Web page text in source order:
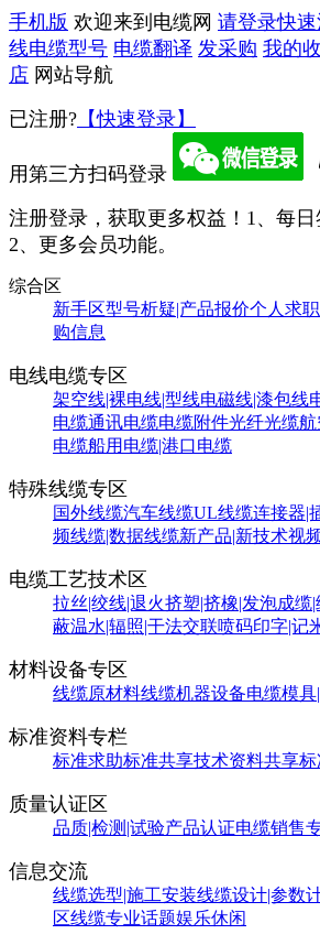
手机版 欢迎来到电缆网 请登录快
线电缆型号 电缆翻译 发采购 我的
店 网站导航
已注册? 【快速登录】
用第三方扫码登录
注册登录，获取更多权益！ 1、每日
2、更多会员功能。
综合区
新手区型号析疑|产品报价个人求职
购信息
电线电缆专区
架空线|裸电线|型线电磁线|漆包线
电缆通讯电缆电缆附件光纤光缆航
电缆船用电缆|港口电缆
特殊线缆专区
国外线缆汽车线缆UL线缆连接器|
频线缆|数据线缆新产品|新技术视
电缆工艺技术区
拉丝|绞线|退火挤塑|挤橡|发泡成缆
蔽温水|辐照|干法交联喷码印字|记
材料设备专区
线缆原材料线缆机器设备电缆模具
标准资料专栏
标准求助标准共享技术资料共享标
质量认证区
品质|检测|试验产品认证电缆销售
信息交流
线缆选型|施工安装线缆设计|参数
区线缆专业话题娱乐休闲